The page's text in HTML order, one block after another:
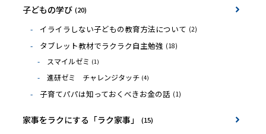
子どもの学び (20)
イライラしない子どもの教育方法について (2)
タブレット教材でラクラク自主勉強 (18)
スマイルゼミ (1)
進研ゼミ チャレンジタッチ (4)
子育てパパは知っておくべきお金の話 (1)
家事をラクにする「ラク家事」 (15)